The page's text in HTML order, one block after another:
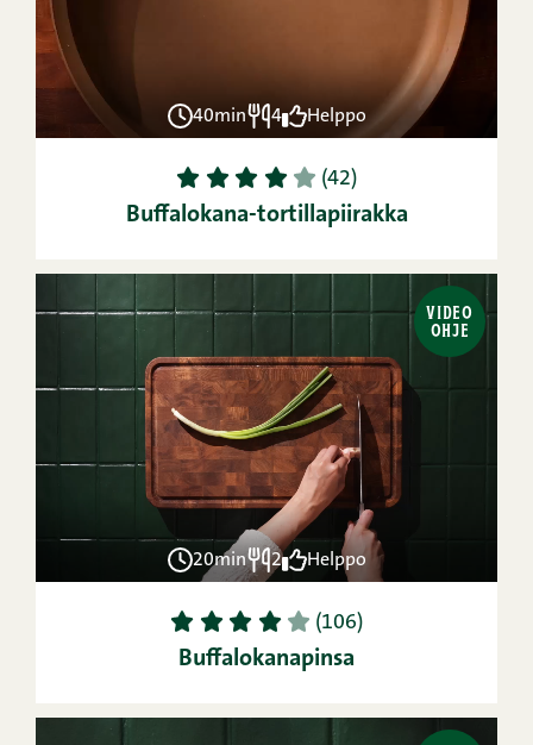
40min 4 Helppo
1 2 3 4 5 (42)
Buffalokana-tortillapiirakka
VIDEO
OHJE
20min 2 Helppo
1 2 3 4 5 (106)
Buffalokanapinsa